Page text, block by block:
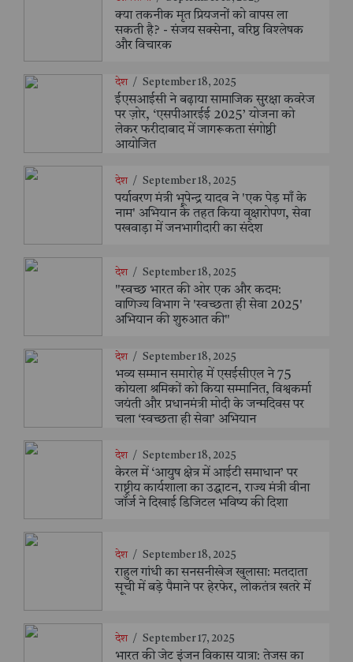
क्या तकनीक मृत प्रियजनों को वापस ला
सकती है? - संजय सक्सेना, वरिष्ठ विश्लेषक
और विचारक
देश / September 18, 2025
ईएसआईसी ने बढ़ाया सामाजिक सुरक्षा कवरेज
पर ज़ोर, ‘एसपीआरईई 2025’ योजना को
लेकर फरीदाबाद में जागरूकता संगोष्ठी
आयोजित
देश / September 18, 2025
पर्यावरण मंत्री भूपेन्द्र यादव ने 'एक पेड़ माँ के
नाम' अभियान के तहत किया वृक्षारोपण, सेवा
पखवाड़ा में जनभागीदारी का संदेश
देश / September 18, 2025
"स्वच्छ भारत की ओर एक और कदम:
वाणिज्य विभाग ने 'स्वच्छता ही सेवा 2025'
अभियान की शुरुआत की"
देश / September 18, 2025
भव्य सम्मान समारोह में एसईसीएल ने 75
कोयला श्रमिकों को किया सम्मानित, विश्वकर्मा
जयंती और प्रधानमंत्री मोदी के जन्मदिवस पर
चला ‘स्वच्छता ही सेवा’ अभियान
देश / September 18, 2025
केरल में ‘आयुष क्षेत्र में आईटी समाधान’ पर
राष्ट्रीय कार्यशाला का उद्घाटन, राज्य मंत्री वीना
जॉर्ज ने दिखाई डिजिटल भविष्य की दिशा
देश / September 18, 2025
राहुल गांधी का सनसनीखेज खुलासा: मतदाता
सूची में बड़े पैमाने पर हेरफेर, लोकतंत्र खतरे में
देश / September 17, 2025
भारत की जेट इंजन विकास यात्रा: तेजस का